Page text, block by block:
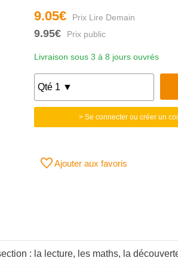
9.05€
9.95€
Livraison sous 3 à 8 jours ouvrés
> Se connecter ou créer un
Ajouter aux favoris
: la lecture, les maths, la